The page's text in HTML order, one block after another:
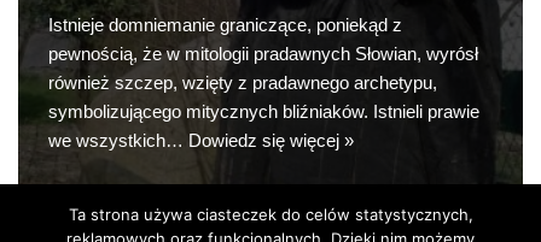
Istnieje domniemanie graniczące, poniekąd z
pewnością, że w mitologii pradawnych Słowian, wyrósł
również szczep, wzięty z pradawnego archetypu,
symbolizującego mitycznych bliźniaków. Istnieli prawie
we wszystkich… Dowiedz się więcej »
Ta strona używa ciasteczek do celów statystycznych,